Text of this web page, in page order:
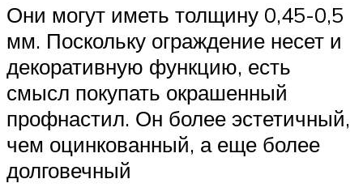
Они могут иметь толщину 0,45-0,5
мм. Поскольку ограждение несет и
декоративную функцию, есть
смысл покупать окрашенный
профнастил. Он более эстетичный,
чем оцинкованный, а еще более
долговечный